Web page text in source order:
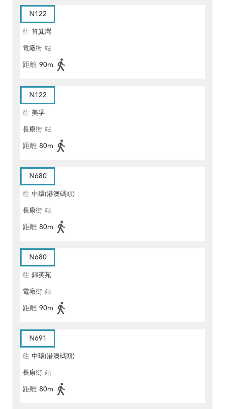
N122
往 筲箕灣
電廠街 站
距離 90m
N122
往 美孚
長康街 站
距離 80m
N680
往 中環(港澳碼頭)
長康街 站
距離 80m
N680
往 錦英苑
電廠街 站
距離 90m
N691
往 中環(港澳碼頭)
長康街 站
距離 80m